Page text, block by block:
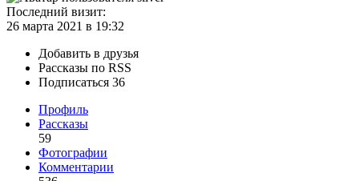
Последний визит:
26 марта 2021 в 19:32
Добавить в друзья
Рассказы по RSS
Подписаться 36
Профиль
Рассказы
59
Фотографии
Комментарии